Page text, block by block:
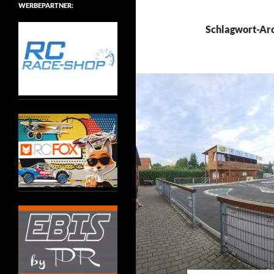
Schlagwort-
WERBEPARTNER: